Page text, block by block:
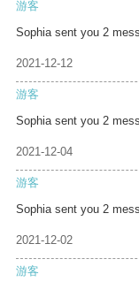
游客
Sophia sent you 2
2021-12-12
游客
Sophia sent you 2
2021-12-04
游客
Sophia sent you 2
2021-12-02
游客